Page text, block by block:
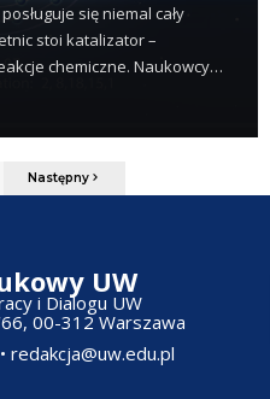
się niemal cały
stoi katalizator –
chemiczne. Naukowcy…
Następny
UW
i Dialogu UW
00-312 Warszawa​
• redakcja@uw.edu.pl